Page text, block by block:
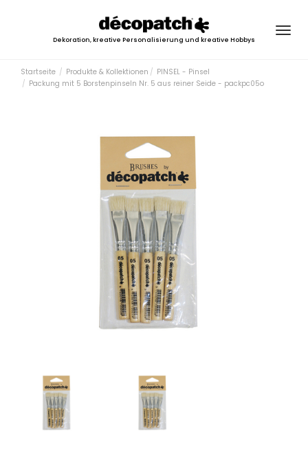
Dekoration, kreative Personalisierung und kreative Hobbys
Startseite Produkte & Kollektionen
PINSEL - Pinsel
Packung mit 5 Borstenpinseln Nr. 5 aus reiner Seide - packpc05o